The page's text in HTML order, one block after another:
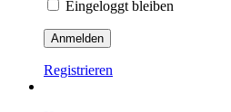
Eingeloggt bleiben
Registrieren